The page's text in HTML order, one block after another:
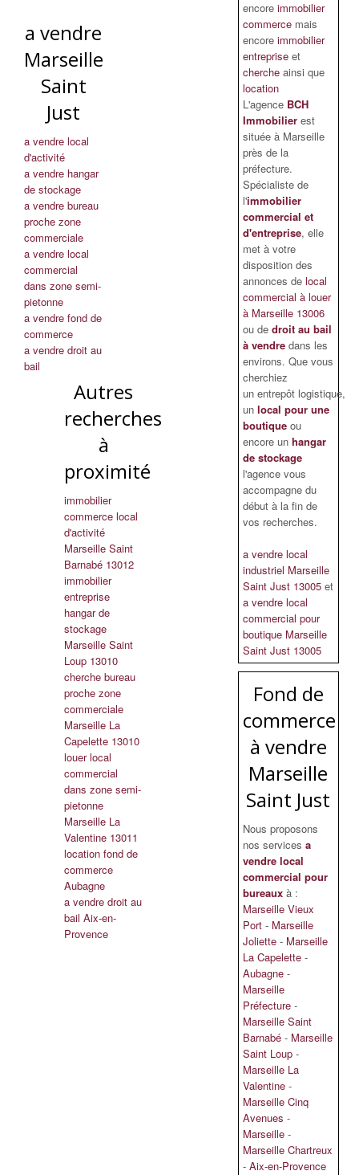
a vendre
Marseille
Saint
Just
a vendre local
d'activité
a vendre hangar
de stockage
a vendre bureau
proche zone
commerciale
a vendre local
commercial
dans zone semi-
pietonne
a vendre fond de
commerce
a vendre droit au
bail
Autres
recherches
à
proximité
immobilier
commerce local
d'activité
Marseille Saint
Barnabé 13012
immobilier
entreprise
hangar de
stockage
Marseille Saint
Loup 13010
cherche bureau
proche zone
commerciale
Marseille La
Capelette 13010
louer local
commercial
dans zone semi-
pietonne
Marseille La
Valentine 13011
location fond de
commerce
Aubagne
a vendre droit au
bail Aix-en-
Provence
encore immobilier
commerce mais
encore immobilier
entreprise et
cherche ainsi que
location
L'agence BCH
Immobilierest
située à Marseille
près de la
préfecture.
Spécialiste de
l'immobilier
commercial et
d'entreprise, elle
met à votre
disposition des
annonces de local
commercial à louer
à Marseille 13006
ou de droit au bail
à vendredans les
environs. Que vous
cherchiez
un entrepôt logistique,
un local pour une
boutiqueou
encore un hangar
de stockage
l'agence vous
accompagne du
début à la fin de
vos recherches.
a vendre local
industriel Marseille
Saint Just 13005 et
a vendre local
commercial pour
boutique Marseille
Saint Just 13005
Fond de
commerce
à vendre
Marseille
Saint Just
Nous proposons
nos services a
vendre local
commercial pour
bureauxà :
Marseille Vieux
Port - Marseille
Joliette - Marseille
La Capelette -
Aubagne -
Marseille
Préfecture -
Marseille Saint
Barnabé - Marseille
Saint Loup -
Marseille La
Valentine -
Marseille Cinq
Avenues -
Marseille -
Marseille Chartreux
- Aix-en-Provence